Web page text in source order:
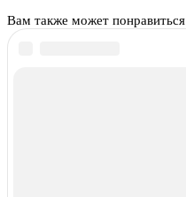
Вам также может понравиться